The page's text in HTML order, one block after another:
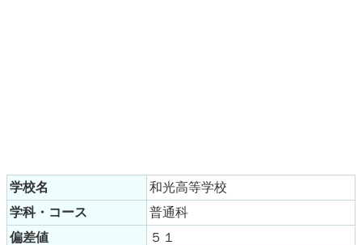
学校名
和光高等学校
学科・コース
普通科
偏差値
５１